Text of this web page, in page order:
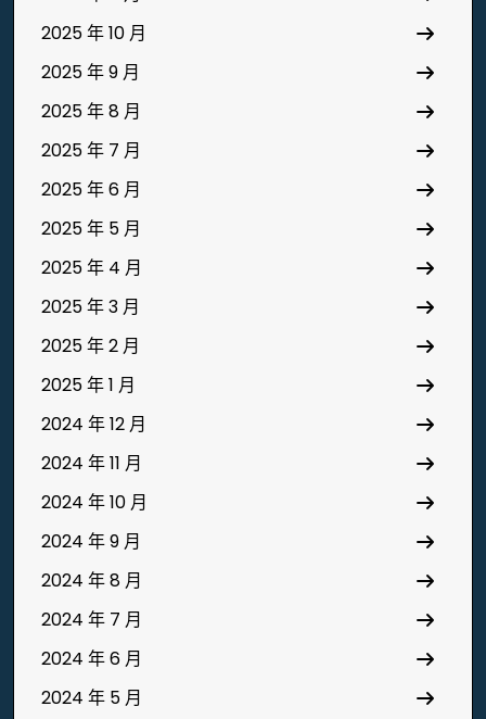
2025 年 10 月
2025 年 9 月
2025 年 8 月
2025 年 7 月
2025 年 6 月
2025 年 5 月
2025 年 4 月
2025 年 3 月
2025 年 2 月
2025 年 1 月
2024 年 12 月
2024 年 11 月
2024 年 10 月
2024 年 9 月
2024 年 8 月
2024 年 7 月
2024 年 6 月
2024 年 5 月